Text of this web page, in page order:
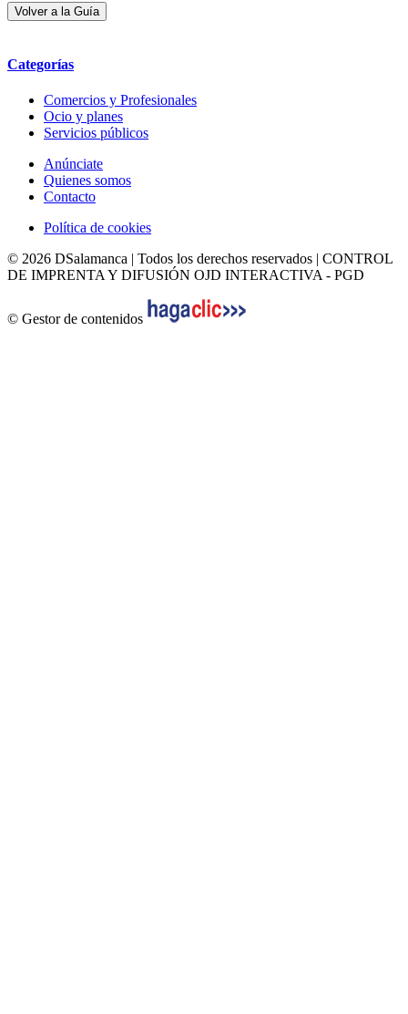
Categorías
Comercios y Profesionales
Ocio y planes
Servicios públicos
Anúnciate
Quienes somos
Contacto
Política de cookies
© 2026 DSalamanca | Todos los derechos reservados | CONTROL
DE IMPRENTA Y DIFUSIÓN OJD INTERACTIVA - PGD
© Gestor de contenidos